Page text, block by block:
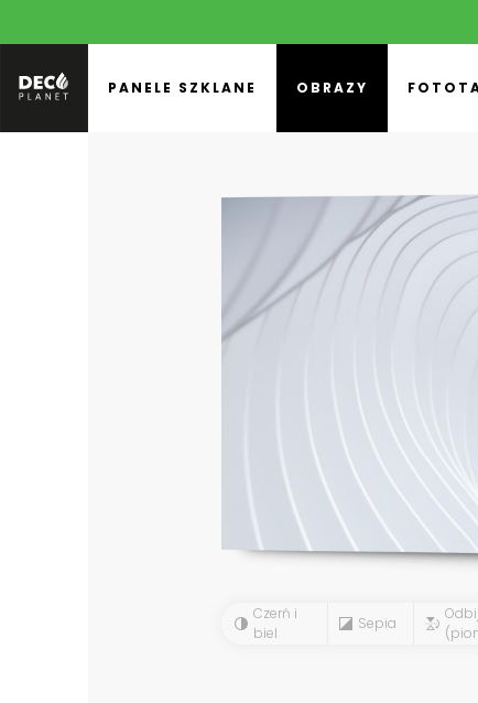
PANELE SZKLANE OBRAZY
Czerń i
biel
Sepia
Odbij